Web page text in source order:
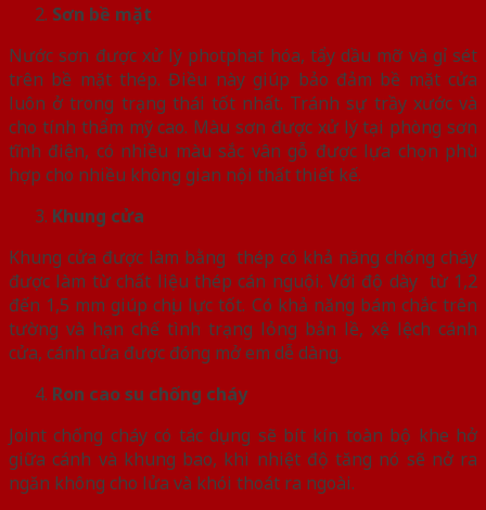
Sơn bề mặt
Nước sơn được xử lý photphat hóa, tẩy dầu mỡ và gỉ sét
trên bề mặt thép. Điều này giúp bảo đảm bề mặt cửa
luôn ở trong trạng thái tốt nhất. Tránh sự trầy xước và
cho tính thẩm mỹ cao. Màu sơn được xử lý tại phòng sơn
tĩnh điện, có nhiều màu sắc vân gỗ được lựa chọn phù
hợp cho nhiều không gian nội thất thiết kế.
Khung cửa
Khung cửa được làm bằng thép có khả năng chống cháy
được làm từ chất liệu thép cán nguội. Với độ dày từ 1,2
đến 1,5 mm giúp chịu lực tốt. Có khả năng bám chắc trên
tường và hạn chế tình trạng lỏng bản lề, xệ lệch cánh
cửa, cánh cửa được đóng mở em dễ dàng.
Ron cao su chống cháy
Joint chống cháy có tác dụng sẽ bít kín toàn bộ khe hở
giữa cánh và khung bao, khi nhiệt độ tăng nó sẽ nở ra
ngăn không cho lửa và khói thoát ra ngoài.